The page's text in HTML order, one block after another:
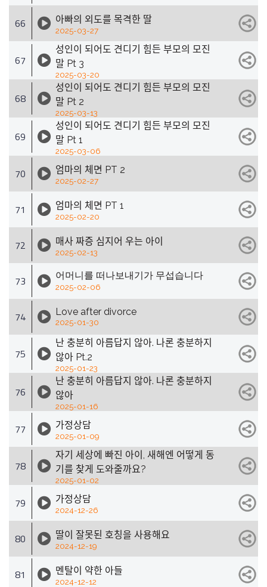
66 아빠의 외도를 목격한 딸
2025-03-27
67
성인이 되어도 견디기 힘든 부모의 모진
말 Pt 3
2025-03-20
68
성인이 되어도 견디기 힘든 부모의 모진
말 Pt 2
2025-03-13
69
성인이 되어도 견디기 힘든 부모의 모진
말 Pt 1
2025-03-06
70 엄마의 체면 PT 2
2025-02-27
71 엄마의 체면 PT 1
2025-02-20
72 매사 짜증 심지어 우는 아이
2025-02-13
73 어머니를 떠나보내기가 무섭습니다
2025-02-06
74 Love after divorce
2025-01-30
75
난 충분히 아름답지 않아. 나론 충분하지
않아 Pt.2
2025-01-23
76
난 충분히 아름답지 않아. 나론 충분하지
않아
2025-01-16
77 가정상담
2025-01-09
78
자기 세상에 빠진 아이, 새해엔 어떻게 동
기를 찾게 도와줄까요?
2025-01-02
79 가정상담
2024-12-26
80 딸이 잘못된 호칭을 사용해요
2024-12-19
81 멘탈이 약한 아들
2024-12-12